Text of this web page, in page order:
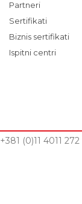
Partneri
Sertifikati
Biznis sertifikati
Ispitni centri
+381 (0)11 4011 272